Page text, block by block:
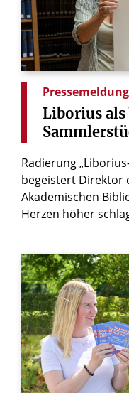
Pressemeldung
Liborius als
Radierung
begeistert Direktor
Akademischen
Herzen höher